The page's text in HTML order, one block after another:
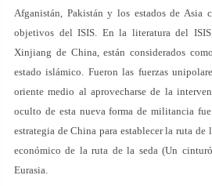
Afganistán, Pakistán y los estados de Asia
objetivos del ISIS. En la literatura del
Xinjiang de China, están considerados
estado islámico. Fueron las fuerzas
oriente medio al aprovecharse de la
oculto de esta nueva forma de militancia
estrategia de China para establecer la ruta
económico de la ruta de la seda (Un
Eurasia.